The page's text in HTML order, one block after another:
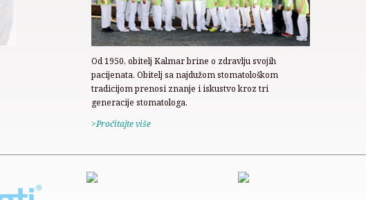
Od 1950, obitelj Kalmar brine o zdravlju svojih
pacijenata. Obitelj sa najdužom stomatološkom
tradicijom prenosi znanje i iskustvo kroz tri
generacije stomatologa.
>Pročitajte više